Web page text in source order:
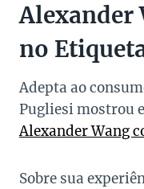
Alexander
no
Adepta ao
Pugliesi mostrou
Alexander Wang
Sobre sua